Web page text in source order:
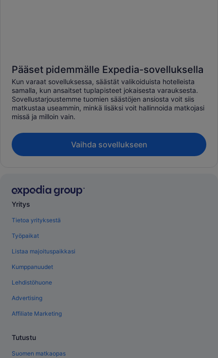
Pääset pidemmälle Expedia-sovelluksella
Kun varaat sovelluksessa, säästät valikoiduista hotelleista
samalla, kun ansaitset tuplapisteet jokaisesta varauksesta.
Sovellustarjoustemme tuomien säästöjen ansiosta voit siis
matkustaa useammin, minkä lisäksi voit hallinnoida matkojasi
missä ja milloin vain.
Vaihda sovellukseen
Yritys
Tietoa yrityksestä
Työpaikat
Listaa majoituspaikkasi
Kumppanuudet
Lehdistöhuone
Advertising
Affiliate Marketing
Tutustu
Suomen matkaopas